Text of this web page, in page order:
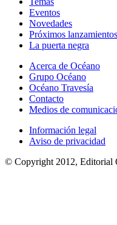
Eventos
Novedades
Próximos lanzamientos
La puerta negra
Acerca de Océano
Grupo Océano
Océano Travesía
Contacto
Medios de
Información legal
Aviso de privacidad
© Copyright 2012, Editorial